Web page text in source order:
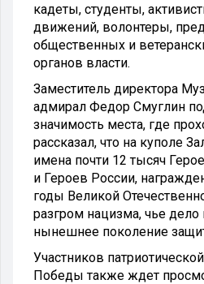
кадеты, студенты,
движений, волонтеры,
общественных и
органов власти.
Заместитель директора
адмирал Федор Смуглин
значимость места, где
рассказал, что на куполе
имена почти 12 тысяч
и Героев России,
годы Великой
разгром нацизма, чье
нынешнее поколение
Участников
Победы также ждет